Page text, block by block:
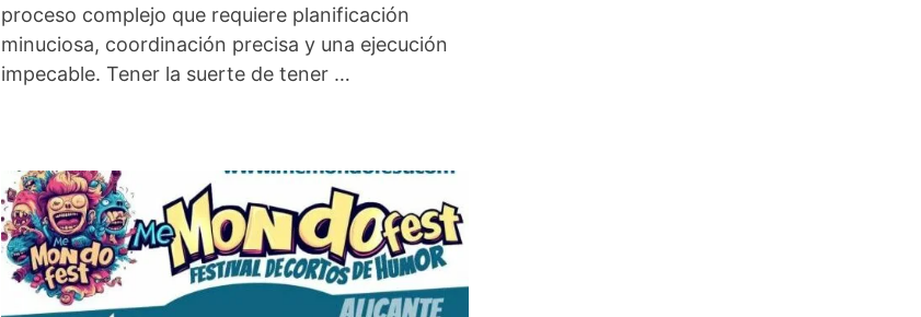
proceso complejo que requiere planificación
minuciosa, coordinación precisa y una ejecución
impecable. Tener la suerte de tener …